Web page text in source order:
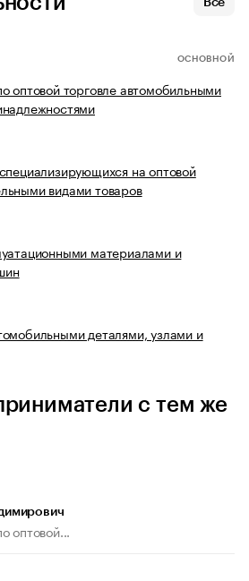
Все
ОСНОВНОЙ
оптовой торговле автомобильными
на оптовой
видами товаров
материалами и
деталями, узлами и
с тем же
оптовой...